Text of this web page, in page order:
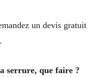
un devis gratuit
serrure, que faire ?